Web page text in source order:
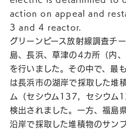
action on appeal and
3 and 4 reactor.
グリーンピース放射線調査チ
島、長浜、草津の4カ所（内
を行いました。その中で、最
は長浜市の湖岸で採取した堆
ム（セシウム137，セシウ
検出されました。一方、福島
沿岸で採取した堆積物のサン